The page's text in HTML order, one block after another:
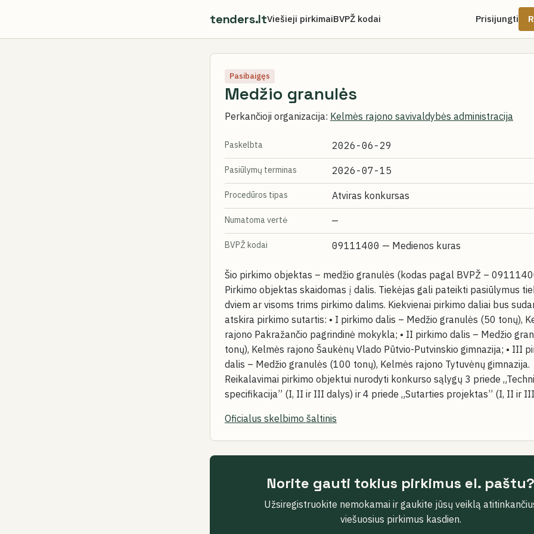
tenders.ltViešieji pirkimaiBVPŽ kodai Prisijungti
Pasibaigęs
Medžio granulės
Perkančioji organizacija: Kelmės rajono savivaldybės administracija
Paskelbta 2026-06-29
Pasiūlymų terminas 2026-07-15
Procedūros tipas Atviras konkursas
Numatoma vertė —
BVPŽ kodai 09111400 — Medienos kuras
Šio pirkimo objektas – medžio granulės (kodas pagal BVPŽ –
Pirkimo objektas skaidomas į dalis. Tiekėjas gali pateikti pasiūlymus
dviem ar visoms trims pirkimo dalims. Kiekvienai pirkimo daliai bus
atskira pirkimo sutartis: • I pirkimo dalis – Medžio granulės (50 tonų),
rajono Pakražančio pagrindinė mokykla; • II pirkimo dalis – Medžio
tonų), Kelmės rajono Šaukėnų Vlado Pūtvio-Putvinskio gimnazija; • III
dalis – Medžio granulės (100 tonų), Kelmės rajono Tytuvėnų gimnazija.
Reikalavimai pirkimo objektui nurodyti konkurso sąlygų 3 priede
specifikacija” (I, II ir III dalys) ir 4 priede „Sutarties projektas” (I, II ir
Oficialus skelbimo šaltinis
Norite gauti tokius pirkimus el. paštu?
Užsiregistruokite nemokamai ir gaukite jūsų veiklą
viešuosius pirkimus kasdien.